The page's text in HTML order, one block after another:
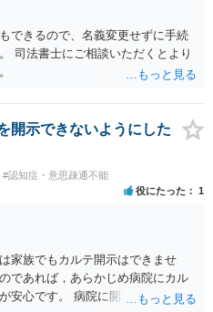
できるので、名義変更せずに手続
司法書士にご相談いただくとより
開示できないようにした
#認知症・意思疎通不能
役にたった 1
家族でもカルテ開示はできませ
であれば，あらかじめ病院にカル
安心です。 病院に開示しないよう